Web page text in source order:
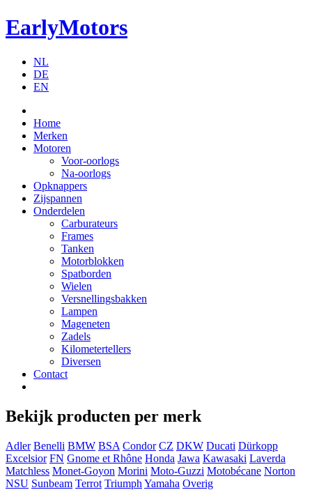
EarlyMotors
NL
DE
EN
Home
Merken
Motoren
Voor-oorlogs
Na-oorlogs
Opknappers
Zijspannen
Onderdelen
Carburateurs
Frames
Tanken
Motorblokken
Spatborden
Wielen
Versnellingsbakken
Lampen
Mageneten
Zadels
Kilometertellers
Diversen
Contact
Bekijk producten per merk
Adler Benelli BMW BSA Condor CZ DKW Ducati Dürkopp
Excelsior FN Gnome et Rhône Honda Jawa Kawasaki Laverda
Matchless Monet-Goyon Morini Moto-Guzzi Motobécane Norton
NSU Sunbeam Terrot Triumph Yamaha Overig